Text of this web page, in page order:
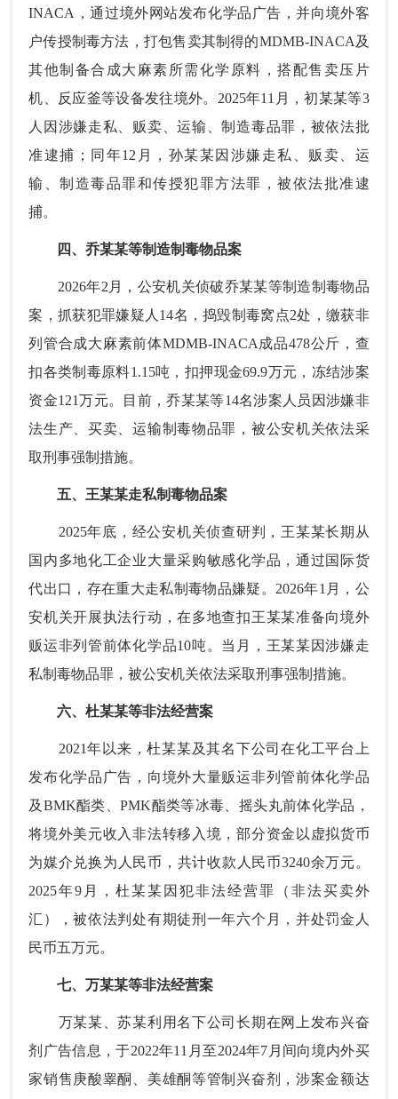
INACA，通过境外网站发布化学品广告，并向境外客
户传授制毒方法，打包售卖其制得的MDMB-INACA及
其他制备合成大麻素所需化学原料，搭配售卖压片
机、反应釜等设备发往境外。2025年11月，初某某等3
人因涉嫌走私、贩卖、运输、制造毒品罪，被依法批
准逮捕；同年12月，孙某某因涉嫌走私、贩卖、运
输、制造毒品罪和传授犯罪方法罪，被依法批准逮
捕。
四、乔某某等制造制毒物品案
2026年2月，公安机关侦破乔某某等制造制毒物品
案，抓获犯罪嫌疑人14名，捣毁制毒窝点2处，缴获非
列管合成大麻素前体MDMB-INACA成品478公斤，查
扣各类制毒原料1.15吨，扣押现金69.9万元，冻结涉案
资金121万元。目前，乔某某等14名涉案人员因涉嫌非
法生产、买卖、运输制毒物品罪，被公安机关依法采
取刑事强制措施。
五、王某某走私制毒物品案
2025年底，经公安机关侦查研判，王某某长期从
国内多地化工企业大量采购敏感化学品，通过国际货
代出口，存在重大走私制毒物品嫌疑。2026年1月，公
安机关开展执法行动，在多地查扣王某某准备向境外
贩运非列管前体化学品10吨。当月，王某某因涉嫌走
私制毒物品罪，被公安机关依法采取刑事强制措施。
六、杜某某等非法经营案
2021年以来，杜某某及其名下公司在化工平台上
发布化学品广告，向境外大量贩运非列管前体化学品
及BMK酯类、PMK酯类等冰毒、摇头丸前体化学品，
将境外美元收入非法转移入境，部分资金以虚拟货币
为媒介兑换为人民币，共计收款人民币3240余万元。
2025年9月，杜某某因犯非法经营罪（非法买卖外
汇），被依法判处有期徒刑一年六个月，并处罚金人
民币五万元。
七、万某某等非法经营案
万某某、苏某利用名下公司长期在网上发布兴奋
剂广告信息，于2022年11月至2024年7月间向境内外买
家销售庚酸睾酮、美雄酮等管制兴奋剂，涉案金额达